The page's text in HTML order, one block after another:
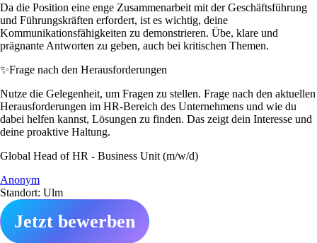
Da die Position eine enge Zusammenarbeit mit der Geschäftsführung
und Führungskräften erfordert, ist es wichtig, deine
Kommunikationsfähigkeiten zu demonstrieren. Übe, klare und
prägnante Antworten zu geben, auch bei kritischen Themen.
✨Frage nach den Herausforderungen
Nutze die Gelegenheit, um Fragen zu stellen. Frage nach den aktuellen
Herausforderungen im HR-Bereich des Unternehmens und wie du
dabei helfen kannst, Lösungen zu finden. Das zeigt dein Interesse und
deine proaktive Haltung.
Global Head of HR - Business Unit (m/w/d)
Anonym
Standort: Ulm
Jetzt bewerben